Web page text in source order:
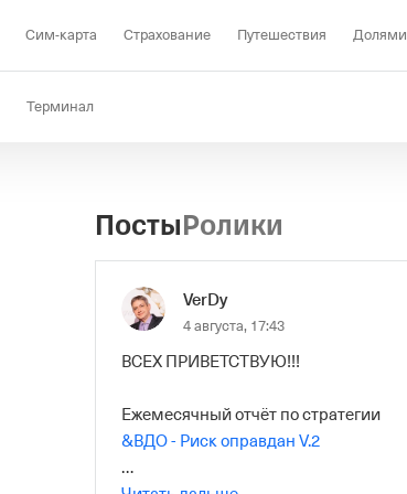
Сим-карта Страхование Путешествия Долями
Терминал
ПостыРолики
VerDy
4 августа, 17:43
ВСЕХ ПРИВЕТСТВУЮ!!!
&ВДО - Риск оправдан V.2